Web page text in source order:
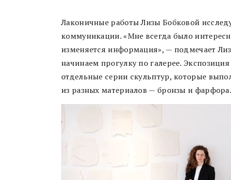
Лаконичные работы Лизы Бобковой
коммуникации. «Мне всегда было
изменяется информация», — подмечает
начинаем прогулку по галерее.
отдельные серии скульптур, которые
из разных материалов — бронзы и фарфора.